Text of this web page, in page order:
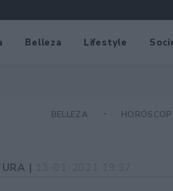
Belleza Lifestyle
BELLEZA
|